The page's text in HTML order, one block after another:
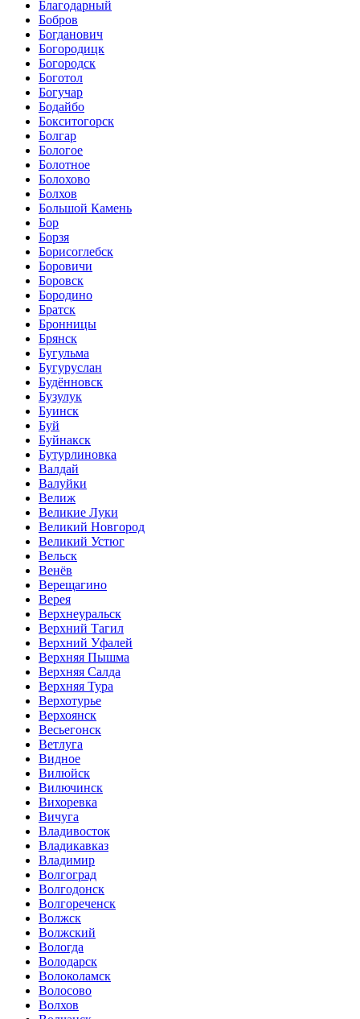
Благодарный
Бобров
Богданович
Богородицк
Богородск
Боготол
Богучар
Бодайбо
Бокситогорск
Болгар
Бологое
Болотное
Болохово
Болхов
Большой Камень
Бор
Борзя
Борисоглебск
Боровичи
Боровск
Бородино
Братск
Бронницы
Брянск
Бугульма
Бугуруслан
Будённовск
Бузулук
Буинск
Буй
Буйнакск
Бутурлиновка
Валдай
Валуйки
Велиж
Великие Луки
Великий Новгород
Великий Устюг
Вельск
Венёв
Верещагино
Верея
Верхнеуральск
Верхний Тагил
Верхний Уфалей
Верхняя Пышма
Верхняя Салда
Верхняя Тура
Верхотурье
Верхоянск
Весьегонск
Ветлуга
Видное
Вилюйск
Вилючинск
Вихоревка
Вичуга
Владивосток
Владикавказ
Владимир
Волгоград
Волгодонск
Волгореченск
Волжск
Волжский
Вологда
Володарск
Волоколамск
Волосово
Волхов